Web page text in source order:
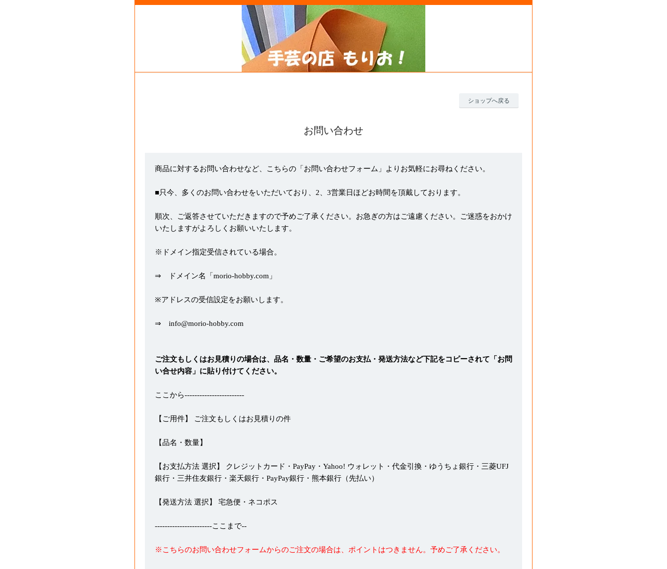
ショップへ戻る
お問い合わせ
商品に対するお問い合わせなど、こちらの「お問い合わせフォーム」よりお気軽にお尋ねください。
■只今、多くのお問い合わせをいただいており、2、3営業日ほどお時間を頂戴しております。
順次、ご返答させていただきますので予めご了承ください。お急ぎの方はご遠慮ください。ご迷惑をおかけ
いたしますがよろしくお願いいたします。
※ドメイン指定受信されている場合。
⇒ ドメイン名「morio-hobby.com」
※アドレスの受信設定をお願いします。
⇒ info@morio-hobby.com
ご注文もしくはお見積りの場合は、品名・数量・ご希望のお支払・発送方法など下記をコピーされて「お問
い合せ内容」に貼り付けてください。
ここから------------------------
【ご用件】 ご注文もしくはお見積りの件
【品名・数量】
【お支払方法 選択】 クレジットカード・PayPay・Yahoo! ウォレット・代金引換・ゆうちょ銀行・三菱UFJ
銀行・三井住友銀行・楽天銀行・PayPay銀行・熊本銀行（先払い）
【発送方法 選択】 宅急便・ネコポス
-----------------------ここまで--
※こちらのお問い合わせフォームからのご注文の場合は、ポイントはつきません。予めご了承ください。